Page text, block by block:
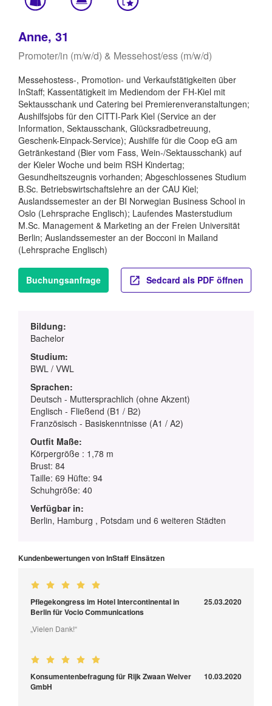
Anne, 31
Promoter/in (m/w/d) & Messehost/ess (m/w/d)
Messehostess-, Promotion- und Verkaufstätigkeiten über
InStaff; Kassentätigkeit im Mediendom der FH-Kiel mit
Sektausschank und Catering bei Premierenveranstaltungen;
Aushilfsjobs für den CITTI-Park Kiel (Service an der
Information, Sektausschank, Glücksradbetreuung,
Geschenk-Einpack-Service); Aushilfe für die Coop eG am
Getränkestand (Bier vom Fass, Wein-/Sektausschank) auf
der Kieler Woche und beim RSH Kindertag;
Gesundheitszeugnis vorhanden; Abgeschlossenes Studium
B.Sc. Betriebswirtschaftslehre an der CAU Kiel;
Auslandssemester an der BI Norwegian Business School in
Oslo (Lehrsprache Englisch); Laufendes Masterstudium
M.Sc. Management & Marketing an der Freien Universität
Berlin; Auslandssemester an der Bocconi in Mailand
(Lehrsprache Englisch)
Buchungsanfrage Sedcard als PDF öffnen
Bildung:
Bachelor
Studium:
BWL / VWL
Sprachen:
Deutsch - Muttersprachlich (ohne Akzent)
Englisch - Fließend (B1 / B2)
Französisch - Basiskenntnisse (A1 / A2)
Outfit Maße:
Körpergröße : 1,78 m
Brust: 84
Taille: 69 Hüfte: 94
Schuhgröße: 40
Verfügbar in:
Berlin, Hamburg , Potsdam und 6 weiteren Städten
Kundenbewertungen von InStaff Einsätzen
Pflegekongress im Hotel Intercontinental in
Berlin für Vocio Communications
25.03.2020
„Vielen Dank!“
Konsumentenbefragung für Rijk Zwaan Welver
GmbH
10.03.2020